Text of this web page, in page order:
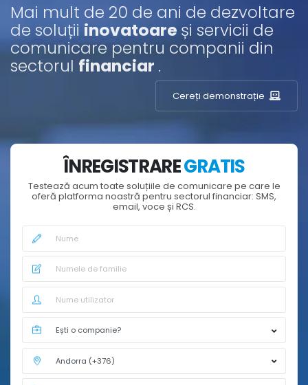
Mai mult de 20 de ani de dezvoltare
de soluții inovatoare și servicii de
comunicare pentru companii din
sectorul financiar .
Cereți demonstrație
ÎNREGISTRAREGRATIS
Testează acum toate soluțiile de comunicare pe care le
oferă platforma noastră pentru sectorul financiar: SMS,
email, voce și RCS.